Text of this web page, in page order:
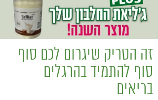
בישול בריא
אינדקס עסקים
ריפוי ומניעת מחלות
בריאות האישה
תוספי תזונה
מתכוני בריאות
אירועים
שינוי תזונתי
גישות בתזונה
דיאטה
ניקוי רעלים
זה הטריק שיגרום לכם סוף
סוף להתמיד בהרגלים
בריאים